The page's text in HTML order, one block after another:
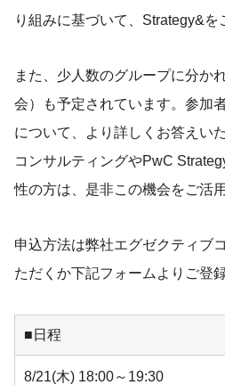
り組みに基づいて、Strategy&を
また、少人数のグループに分か
会）も予定されています。参加
について、より詳しくお答えい
コンサルティングやPwC
性の方は、是非この機会をご活
申込方法は弊社エグゼクティブ
ただくか下記フォームよりご登
■日程
8/21(木) 18:00～19:30